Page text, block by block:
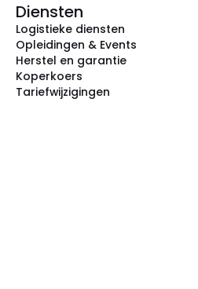
Diensten
Logistieke diensten
Opleidingen & Events
Herstel en garantie
Koperkoers
Tariefwijzigingen